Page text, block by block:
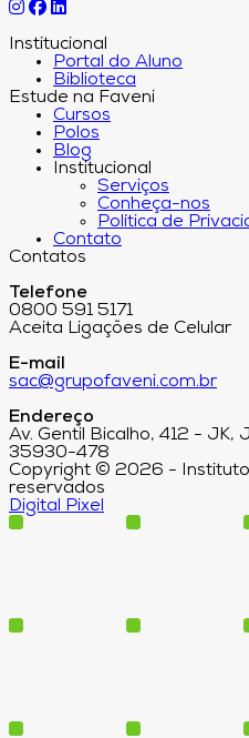
Institucional
Portal do Aluno
Biblioteca
Estude na Faveni
Cursos
Polos
Blog
Institucional
Serviços
Conheça-nos
Política de
Contato
Contatos
Telefone
0800 591 5171
Aceita Ligações de Celular
E-mail
sac@grupofaveni.com.br
Endereço
Av. Gentil Bicalho, 412 - JK,
35930-478
Copyright © 2026 - Instituto
reservados
Digital Pixel